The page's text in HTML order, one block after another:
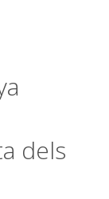
dels